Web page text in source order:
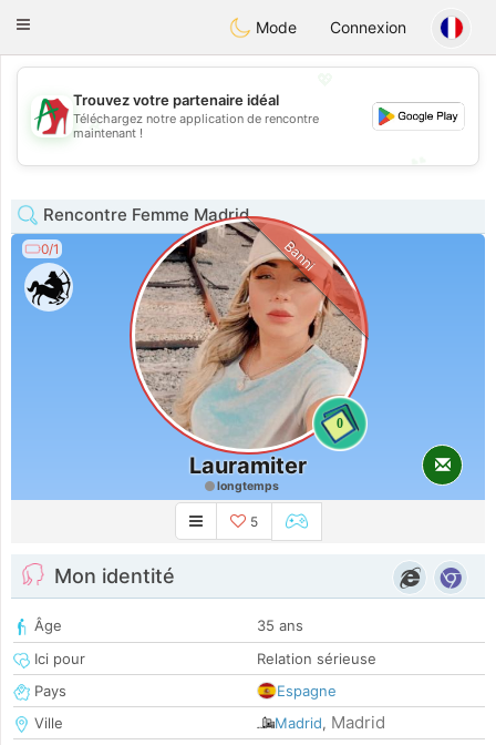
AmamiOra
Toggle
Mode Connexion
💖
💕
Trouvez votre partenaire idéal
Téléchargez notre application de rencontre
maintenant !
Rencontre Femme Madrid
0/1
0
Banni
Lauramiter
longtemps
5
Mon identité
Âge
35 ans
Ici pour
Relation sérieuse
Pays
Espagne
Ville
Madrid, Madrid